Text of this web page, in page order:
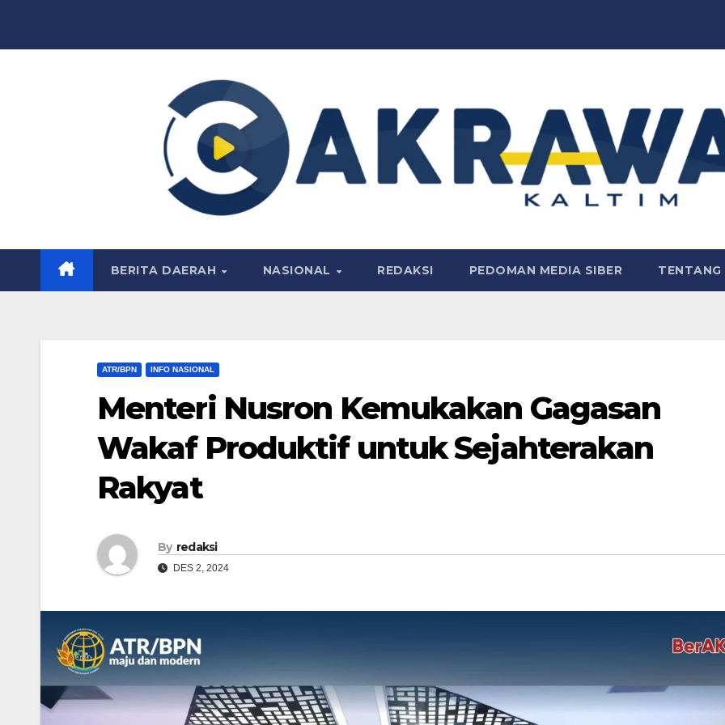
BERITA DAERAH NASIONAL REDAKSI PEDOMAN MEDIA SIBER TENTANG
ATR/BPN INFO NASIONAL
Menteri Nusron Kemukakan Gagasan
Wakaf Produktif untuk Sejahterakan
Rakyat
By redaksi
DES 2, 2024